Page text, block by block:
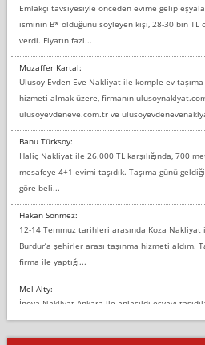
Emlakçı tavsiyesiyle önceden evime gelip
isminin B* olduğunu söyleyen kişi, 28-30 bin TL
verdi. Fiyatın fazl...
Muzaffer Kartal:
Ulusoy Evden Eve Nakliyat ile komple ev
hizmeti almak üzere, firmanın
ulusoyevdeneve.com.tr ve
Banu Türksoy:
Haliç Nakliyat ile 26.000 TL karşılığında, 700
mesafeye 4+1 evimi taşıdık. Taşıma günü
göre beli...
Hakan Sönmez:
12-14 Temmuz tarihleri arasında Koza Nakliyat
Burdur’a şehirler arası taşınma hizmeti aldım.
firma ile yaptığı...
Mel Alty:
İnova Nakliyat Ankara ile anlaşıldı eşyayı
Salon duvarına bir baktım birisi boydan
yapıştırm...